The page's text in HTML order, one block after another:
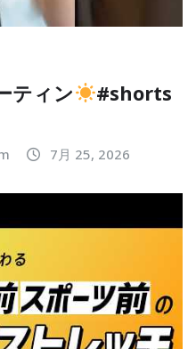
ティン
#shorts
7月 25, 2026